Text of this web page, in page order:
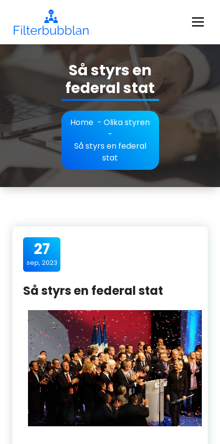
content
Så styrs en
federal stat
Home - Olika styren
-
Så styrs en federal
stat
27
sep, 2023
Så styrs en federal stat